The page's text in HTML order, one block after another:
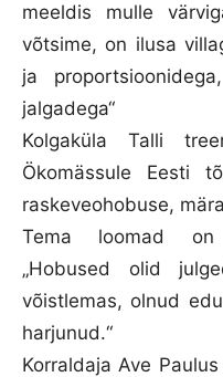
meeldis mulle
võtsime, on ilusa
ja
jalgadega“
Kolgaküla Talli
Ökomässule Eesti
raskeveohobuse,
Tema loomad on
„Hobused olid
võistlemas, olnud
harjunud.“
Korraldaja Ave